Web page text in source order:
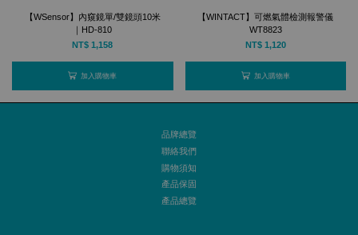
【WSensor】內窺鏡單/雙鏡頭10米
｜HD-810
NT$ 1,158
加入購物車
【WINTACT】可燃氣體檢測報警儀
WT8823
NT$ 1,120
加入購物車
品牌總覽
聯絡我們
購物須知
產品保固
產品總覽